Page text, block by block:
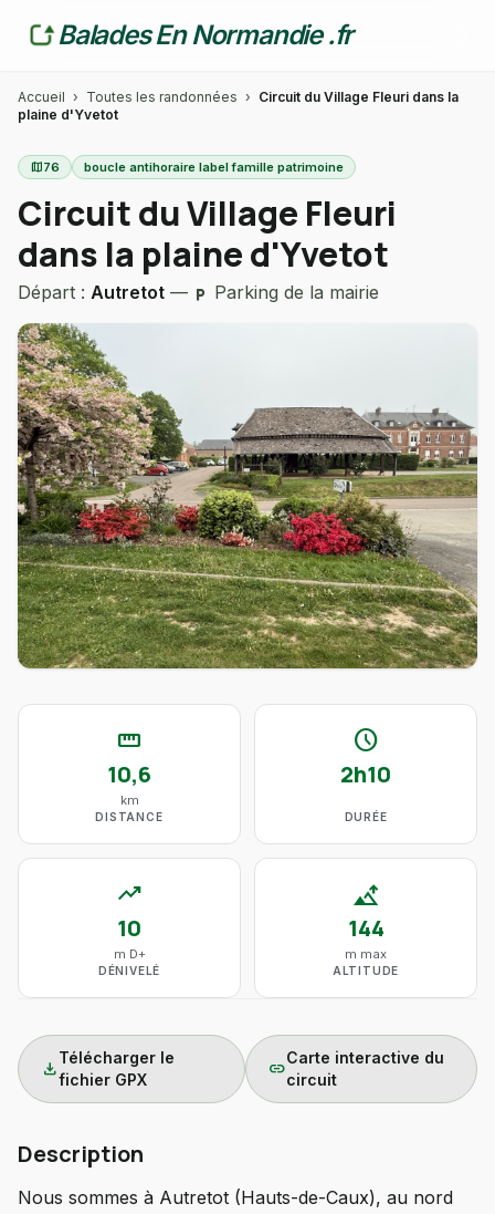
Balades En Normandie .fr
Accueil › Toutes les randonnées › Circuit du Village Fleuri dans la
plaine d'Yvetot
map76 boucle antihoraire label famille patrimoine
Circuit du Village Fleuri
dans la plaine d'Yvetot
Départ : Autretot — local_parking Parking de la mairie
straighten
10,6
km
DISTANCE
schedule
2h10
DURÉE
trending_up
10
m D+
DÉNIVELÉ
altitude
144
m max
ALTITUDE
download
Télécharger le
fichier GPX
link
Carte interactive du
circuit
Description
Nous sommes à Autretot (Hauts-de-Caux), au nord